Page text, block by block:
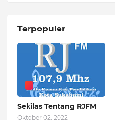
Terpopuler
1
Sekilas Tentang RJFM
Oktober 02, 2022